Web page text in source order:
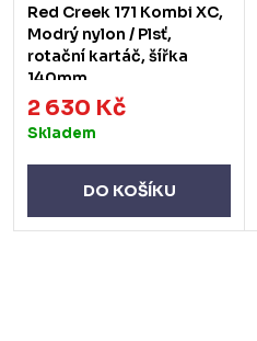
Red Creek 171 Kombi XC,
Modrý nylon / Plsť,
rotační kartáč, šířka
140mm
2 630 Kč
Skladem
DO KOŠÍKU